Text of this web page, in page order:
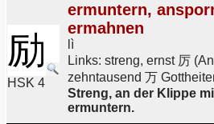
励
HSK 4
ermuntern,
ermahnen
lì
Links: streng, ernst 厉
zehntausend 万
Streng, an der Klippe
ermuntern.